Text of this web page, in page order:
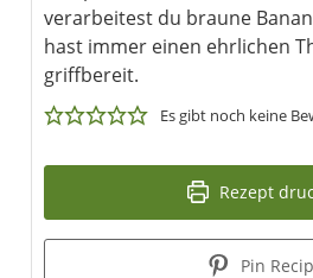
verarbeitest du braune
hast immer einen ehrlichen
griffbereit.
Es gibt noch keine
Rezept
Pin